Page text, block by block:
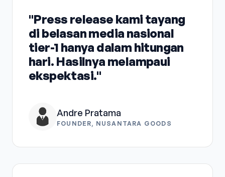
"Press release kami tayang
di belasan media nasional
tier-1 hanya dalam hitungan
hari. Hasilnya melampaui
ekspektasi."
Andre Pratama
FOUNDER, NUSANTARA GOODS